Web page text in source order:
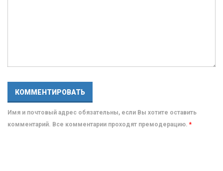
Имя и почтовый адрес обязательны, если Вы хотите оставить
комментарий. Все комментарии проходят премодерацию. *